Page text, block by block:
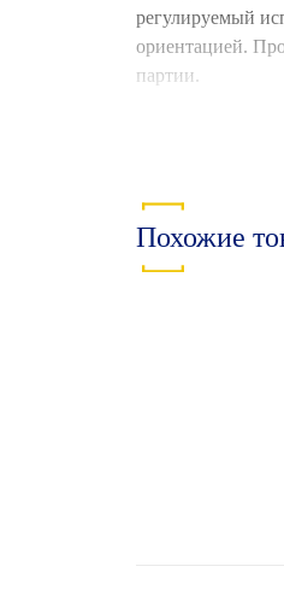
регулируемый
ориентацией.
партии.
Похожие